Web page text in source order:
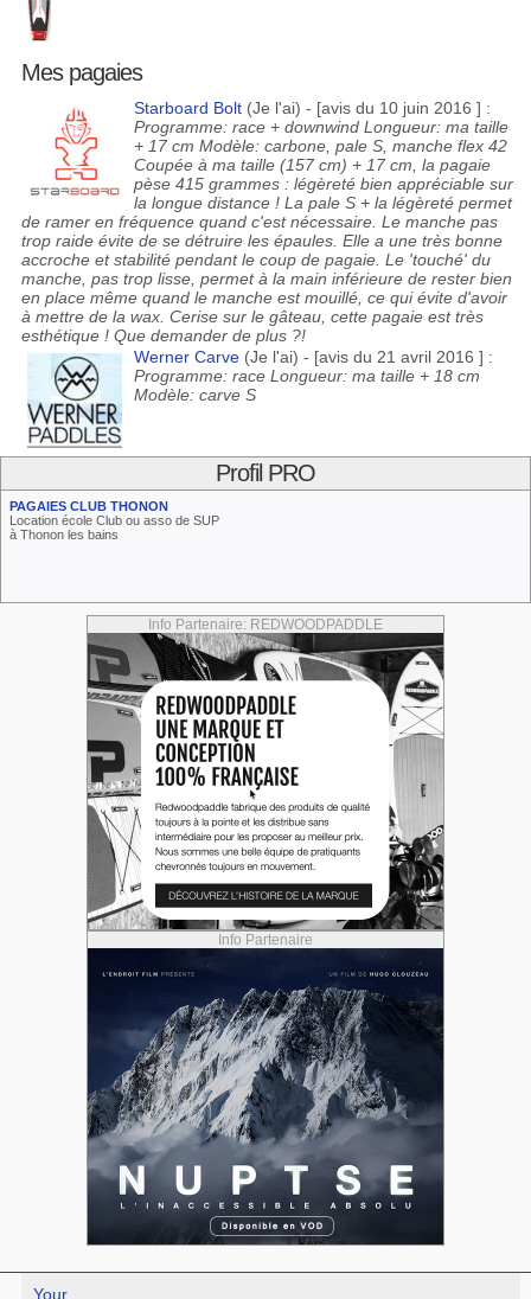
Mes pagaies
Starboard Bolt(Je l'ai) - [avis du 10 juin 2016 ] :
Programme: race + downwind Longueur: ma taille
+ 17 cm Modèle: carbone, pale S, manche flex 42
Coupée à ma taille (157 cm) + 17 cm, la pagaie
pèse 415 grammes : légèreté bien appréciable sur
la longue distance ! La pale S + la légèreté permet
de ramer en fréquence quand c'est nécessaire. Le manche pas
trop raide évite de se détruire les épaules. Elle a une très bonne
accroche et stabilité pendant le coup de pagaie. Le 'touché' du
manche, pas trop lisse, permet à la main inférieure de rester bien
en place même quand le manche est mouillé, ce qui évite d'avoir
à mettre de la wax. Cerise sur le gâteau, cette pagaie est très
esthétique ! Que demander de plus ?!
Werner Carve(Je l'ai) - [avis du 21 avril 2016 ] :
Programme: race Longueur: ma taille + 18 cm
Modèle: carve S
Profil PRO
PAGAIES CLUB THONON
Location école Club ou asso de SUP
à Thonon les bains
Info Partenaire: REDWOODPADDLE
Info Partenaire
Your